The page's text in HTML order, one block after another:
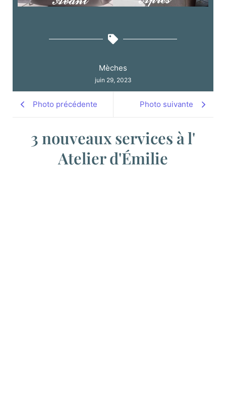
Mèches
juin 29, 2023
Photo précédente Photo suivante
3 nouveaux services à l'
Atelier d'Émilie